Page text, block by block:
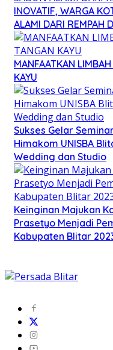
INOVATIF, WARGA
ALAMI DARI REMPAH
MANFAATKAN
KAYU
Sukses Gelar
Himakom UNISBA
Wedding dan Studio
Keinginan Majukan
Prasetyo Menjadi
Kabupaten Blitar